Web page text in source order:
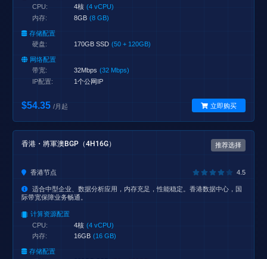
CPU:
4核 (4 vCPU)
内存:
8GB (8 GB)
存储配置
硬盘:
170GB SSD (50 + 120GB)
网络配置
带宽:
32Mbps (32 Mbps)
IP配置:
1个公网IP
$54.35 /月起 立即购买
香港・將軍澳BGP（4H16G） 推荐选择
香港节点 4.5
适合中型企业、数据分析应用，内存充足，性能稳定。香港数据中心，国
际带宽保障业务畅通。
计算资源配置
CPU:
4核 (4 vCPU)
内存:
16GB (16 GB)
存储配置